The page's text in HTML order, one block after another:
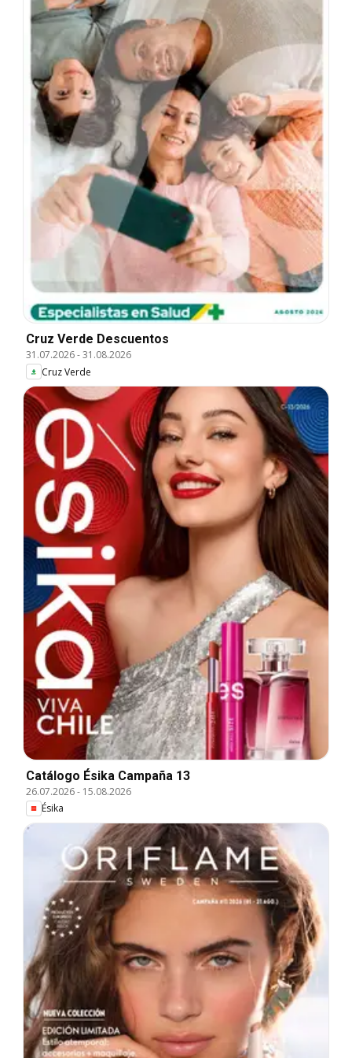
Cruz Verde Descuentos
31.07.2026-31.08.2026
Cruz Verde
Catálogo Ésika Campaña 13
26.07.2026- 15.08.2026
Ésika